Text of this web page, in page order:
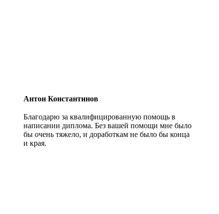
Антон Константинов
Благодарю за квалифицированную помощь в
написании диплома. Без вашей помощи мне было
бы очень тяжело, и доработкам не было бы конца
и края.